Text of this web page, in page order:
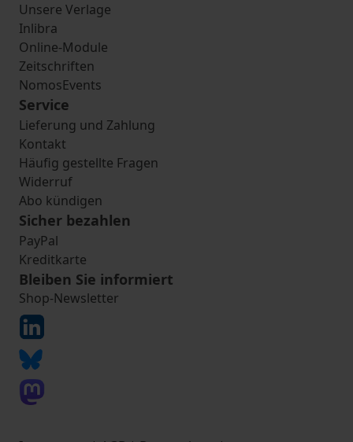
Unsere Verlage
Inlibra
Online-Module
Zeitschriften
NomosEvents
Service
Lieferung und Zahlung
Kontakt
Häufig gestellte Fragen
Widerruf
Abo kündigen
Sicher bezahlen
PayPal
Kreditkarte
Bleiben Sie informiert
Shop-Newsletter